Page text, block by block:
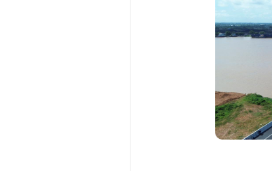
Polsek Tebing Tinggi Cek